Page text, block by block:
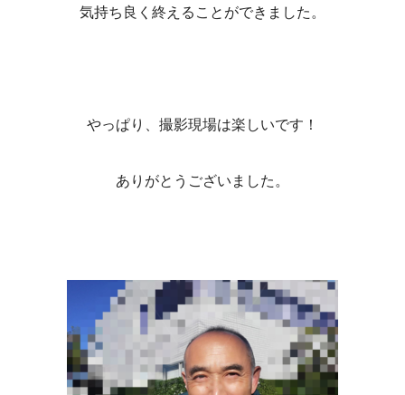
気持ち良く終えることができました。
やっぱり、撮影現場は楽しいです！
ありがとうございました。